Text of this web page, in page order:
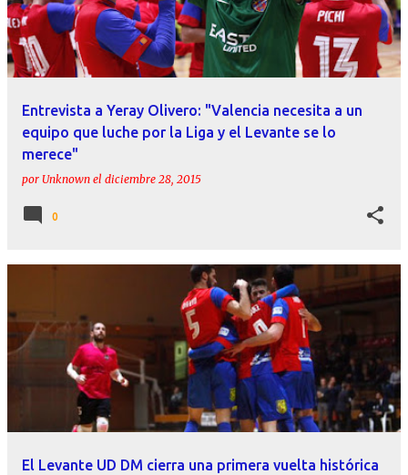
Entrevista a Yeray Olivero: "Valencia necesita a un
equipo que luche por la Liga y el Levante se lo
merece"
por Unknown el diciembre 28, 2015
0
El Levante UD DM cierra una primera vuelta histórica